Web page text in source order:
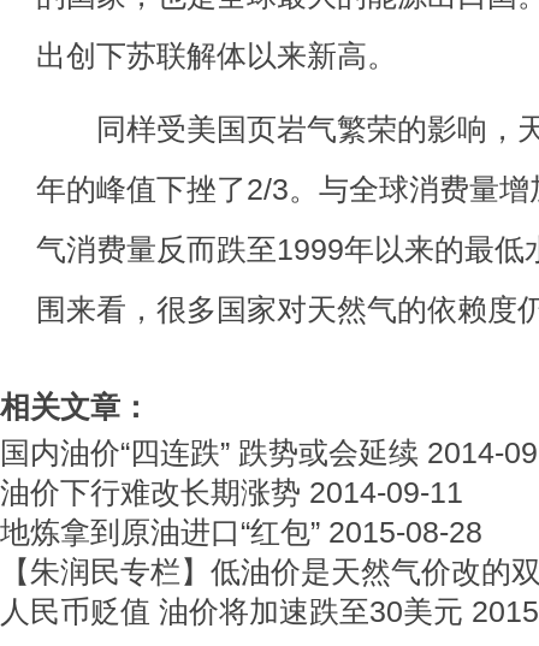
出创下苏联解体以来新高。
同样受美国页岩气繁荣的影响，
年的峰值下挫了2/3。与全球消费量
气消费量反而跌至1999年以来的最低
围来看，很多国家对天然气的依赖度
相关文章：
国内油价“四连跌” 跌势或会延续 2014-
油价下行难改长期涨势 2014-09-11
地炼拿到原油进口“红包” 2015-08-28
【朱润民专栏】低油价是天然气价改的
人民币贬值 油价将加速跌至30美元